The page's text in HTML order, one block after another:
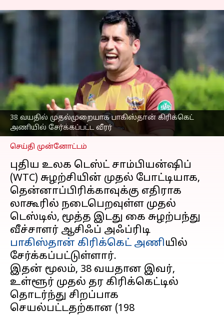
38 வயதில் முதல்முறையாக பாகிஸ்தான் கிரிக்கெட்
அணியில் சேர்க்கப்பட்ட வீரர்
38 வயதில்
முதல்முறையாக
பாகிஸ்தான் கிரிக்கெட்
அணியில் சேர்க்கப்பட்ட
வீரர்; சர்வதேச அறிமுகம்
கிடைக்குமா?
எழுதியவர் Sekar Chinnappan Oct 12, 2025 11:56 am
செய்தி முன்னோட்டம்
புதிய உலக டெஸ்ட் சாம்பியன்ஷிப்
(WTC) சுழற்சியின் முதல் போட்டியாக,
தென்னாப்பிரிக்காவுக்கு எதிராக
லாகூரில் நடைபெறவுள்ள முதல்
டெஸ்டில், மூத்த இடது கை சுழற்பந்து
வீச்சாளர் ஆசிஃப் அஃப்ரிடி
பாகிஸ்தான் கிரிக்கெட் அணியில்
சேர்க்கப்பட்டுள்ளார்.
இதன் மூலம், 38 வயதான இவர்,
உள்ளூர் முதல் தர கிரிக்கெட்டில்
தொடர்ந்து சிறப்பாக
செயல்பட்டதற்கான (198